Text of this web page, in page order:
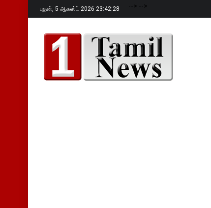
புதன், 5 ஆகஸ்ட் 2026 23:42:29 --> -->